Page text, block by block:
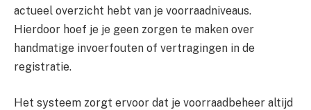
actueel overzicht hebt van je voorraadniveaus.
Hierdoor hoef je je geen zorgen te maken over
handmatige invoerfouten of vertragingen in de
registratie.
Het systeem zorgt ervoor dat je voorraadbeheer altijd